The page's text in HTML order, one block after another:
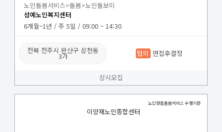
노인돌봄서비스>돌봄>노인돌보미
성예노인복지센터
6개월~1년 / 주 5일 / 09:00 ~ 14:30
전북 전주시 완산구 삼천동
3가 협의 면접후결정
상시모집
노인맞춤돌봄서비스 수행기관
이양재노인종합센터